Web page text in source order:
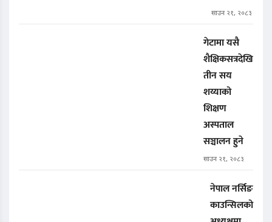
साउन २१, २०८३
गेटामा यसै
शैक्षिकसत्रदेखि
तीन सय
शय्याको
शिक्षण
अस्पताल
सञ्चालन हुने
साउन २१, २०८३
नेपाल नर्सिङ
काउन्सिलको